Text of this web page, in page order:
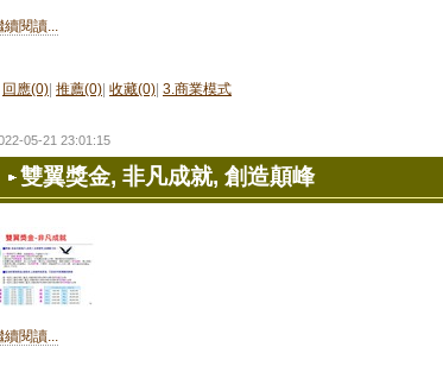
續閱讀...
回應(0)| 推薦(0)| 收藏(0)| 3.商業模式
05-21 23:01:15
雙翼獎金, 非凡成就, 創造顛峰
續閱讀...